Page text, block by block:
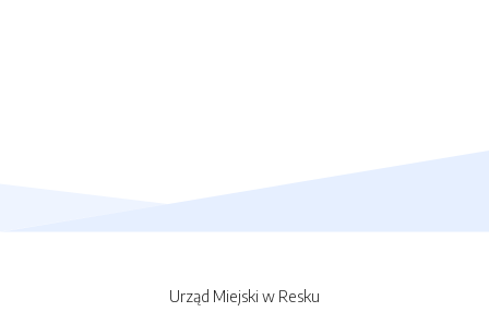
Urząd Miejski w Resku